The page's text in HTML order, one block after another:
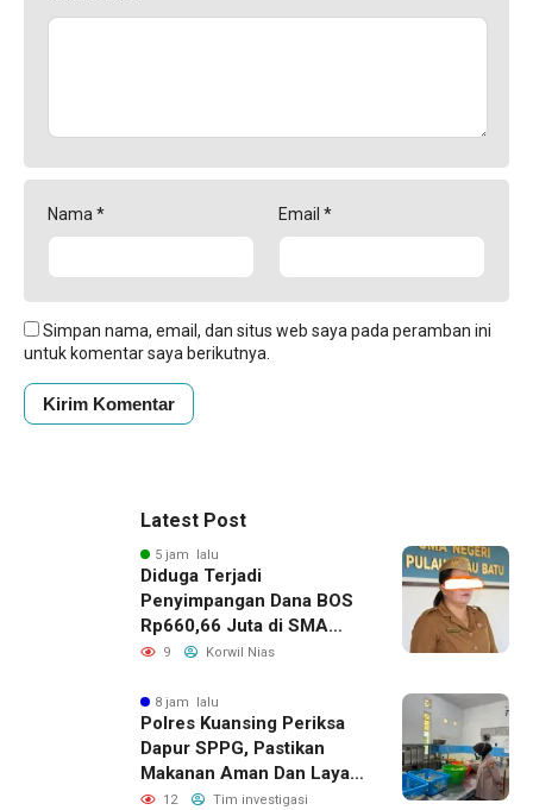
Nama * Email *
Simpan nama, email, dan situs web saya pada peramban ini
untuk komentar saya berikutnya.
Latest Post
5 jam lalu
Diduga Terjadi
Penyimpangan Dana BOS
Rp660,66 Juta di SMA
Negeri 1 Pulau-Pulau
Belanja Bernilai Besar Jadi
Sorotan; LSM GEMPUR
Siapkan Laporan ke
Kejaksaan
9 Korwil Nias
8 jam lalu
Polres Kuansing Periksa
Dapur SPPG, Pastikan
Makanan Aman Dan Layak
Dikonsumsi
12
Tim investigasi